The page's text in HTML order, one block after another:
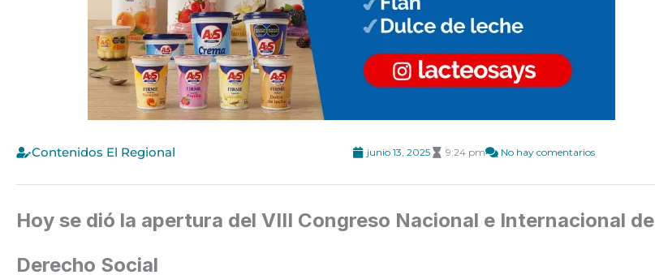
Contenidos El Regional junio 13, 2025 9:24 pm No hay comentarios
Hoy se dió la apertura del VIII Congreso Nacional e Internacional de
Derecho Social